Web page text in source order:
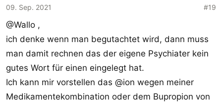
09. Sep. 2021 #19
@Wallo ,
ich denke wenn man begutachtet wird, dann muss
man damit rechnen das der eigene Psychiater kein
gutes Wort für einen eingelegt hat.
Ich kann mir vorstellen das @ion wegen meiner
Medikamentekombination oder dem Bupropion von